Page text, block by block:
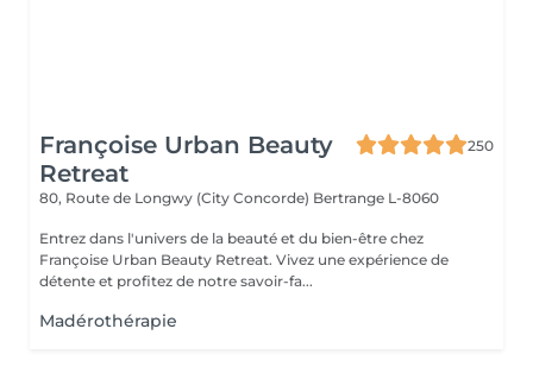
Françoise Urban Beauty
Retreat
250
80, Route de Longwy (City Concorde) Bertrange L-8060
Entrez dans l'univers de la beauté et du bien-être chez
Françoise Urban Beauty Retreat. Vivez une expérience de
détente et profitez de notre savoir-fa...
Madérothérapie